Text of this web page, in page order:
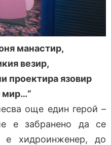
манастир,
везир,
проектира язовир
мир…“
още един герой –
е забранено да се
хидроинженер, до